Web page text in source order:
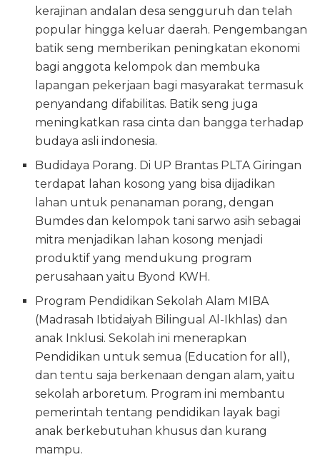
kerajinan andalan desa sengguruh dan telah
popular hingga keluar daerah. Pengembangan
batik seng memberikan peningkatan ekonomi
bagi anggota kelompok dan membuka
lapangan pekerjaan bagi masyarakat termasuk
penyandang difabilitas. Batik seng juga
meningkatkan rasa cinta dan bangga terhadap
budaya asli indonesia.
Budidaya Porang. Di UP Brantas PLTA Giringan
terdapat lahan kosong yang bisa dijadikan
lahan untuk penanaman porang, dengan
Bumdes dan kelompok tani sarwo asih sebagai
mitra menjadikan lahan kosong menjadi
produktif yang mendukung program
perusahaan yaitu Byond KWH.
Program Pendidikan Sekolah Alam MIBA
(Madrasah Ibtidaiyah Bilingual Al-Ikhlas) dan
anak Inklusi. Sekolah ini menerapkan
Pendidikan untuk semua (Education for all),
dan tentu saja berkenaan dengan alam, yaitu
sekolah arboretum. Program ini membantu
pemerintah tentang pendidikan layak bagi
anak berkebutuhan khusus dan kurang
mampu.